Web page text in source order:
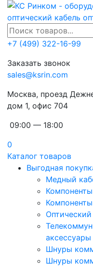
+7 (499) 322-16-99
Заказать звонок
sales@ksrin.com
Москва, проезд
дом 1, офис 704
09:00 — 18:00
0
Каталог товаров
Выгодная
Медный
Оптический
аксессуары
Шнуры
Шнуры